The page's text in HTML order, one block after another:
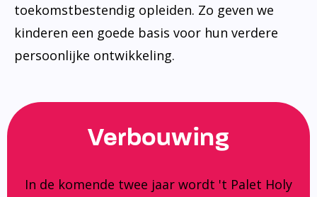
toekomstbestendig opleiden. Zo geven we
kinderen een goede basis voor hun verdere
persoonlijke ontwikkeling.
Verbouwing
In de komende twee jaar wordt 't Palet Holy